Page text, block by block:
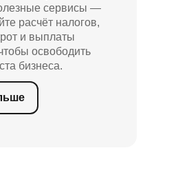
сервисы —
расчёт налогов,
и выплаты
освободить
бизнеса.